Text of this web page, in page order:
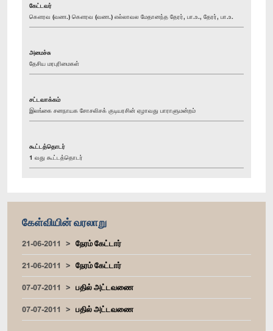
கேட்டவர்
கௌரவ (வண.) கௌரவ (வண.) எல்லாவல மேதானந்த தேரர், பா.உ., தேரர், பா.உ.
அமைச்சு
தேசிய மரபுரிமைகள்
சட்டவாக்கம்
இலங்கை சனநாயக சோசலிசக் குடியரசின் ஏழாவது பாராளுமன்றம்
கூட்டத்தொடர்
1 வது கூட்டத்தொடர்
கேள்வியின் வரலாறு
21-06-2011
நேரம் கேட்டார்
21-06-2011
நேரம் கேட்டார்
07-07-2011
பதில் அட்டவணை
07-07-2011
பதில் அட்டவணை